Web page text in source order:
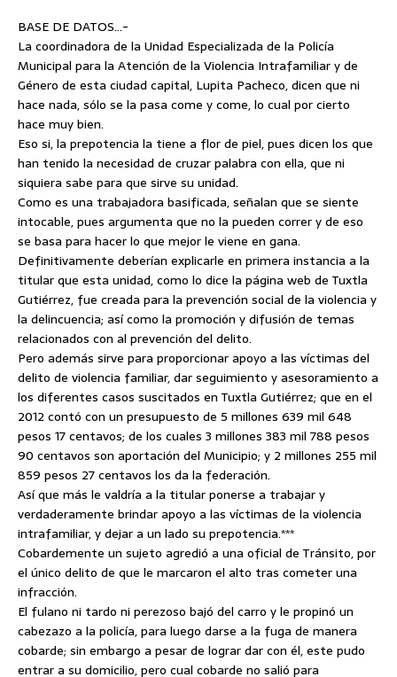
BASE DE DATOS…-
La coordinadora de la Unidad Especializada de la Policía
Municipal para la Atención de la Violencia Intrafamiliar y de
Género de esta ciudad capital, Lupita Pacheco, dicen que ni
hace nada, sólo se la pasa come y come, lo cual por cierto
hace muy bien.
Eso si, la prepotencia la tiene a flor de piel, pues dicen los que
han tenido la necesidad de cruzar palabra con ella, que ni
siquiera sabe para que sirve su unidad.
Como es una trabajadora basificada, señalan que se siente
intocable, pues argumenta que no la pueden correr y de eso
se basa para hacer lo que mejor le viene en gana.
Definitivamente deberían explicarle en primera instancia a la
titular que esta unidad, como lo dice la página web de Tuxtla
Gutiérrez, fue creada para la prevención social de la violencia y
la delincuencia; así como la promoción y difusión de temas
relacionados con al prevención del delito.
Pero además sirve para proporcionar apoyo a las víctimas del
delito de violencia familiar, dar seguimiento y asesoramiento a
los diferentes casos suscitados en Tuxtla Gutiérrez; que en el
2012 contó con un presupuesto de 5 millones 639 mil 648
pesos 17 centavos; de los cuales 3 millones 383 mil 788 pesos
90 centavos son aportación del Municipio; y 2 millones 255 mil
859 pesos 27 centavos los da la federación.
Así que más le valdría a la titular ponerse a trabajar y
verdaderamente brindar apoyo a las víctimas de la violencia
intrafamiliar, y dejar a un lado su prepotencia.***
Cobardemente un sujeto agredió a una oficial de Tránsito, por
el único delito de que le marcaron el alto tras cometer una
infracción.
El fulano ni tardo ni perezoso bajó del carro y le propinó un
cabezazo a la policía, para luego darse a la fuga de manera
cobarde; sin embargo a pesar de lograr dar con él, este pudo
entrar a su domicilio, pero cual cobarde no salió para